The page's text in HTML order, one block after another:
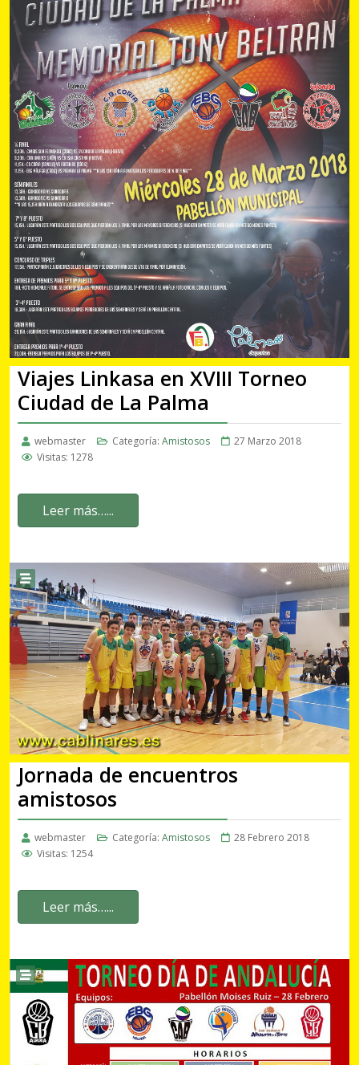
Viajes Linkasa en XVIII Torneo
Ciudad de La Palma
webmaster Categoría: Amistosos
27 Marzo 2018
Visitas: 1278
Leer más…...
Jornada de encuentros
amistosos
webmaster Categoría: Amistosos
28 Febrero 2018
Visitas: 1254
Leer más…...